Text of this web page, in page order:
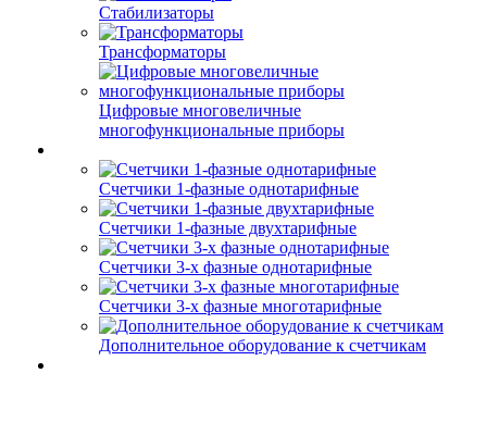
Стабилизаторы
Трансформаторы
Цифровые многовеличные
многофункциональные приборы
Счетчики 1-фазные однотарифные
Счетчики 1-фазные двухтарифные
Счетчики 3-х фазные однотарифные
Счетчики 3-х фазные многотарифные
Дополнительное оборудование к счетчикам